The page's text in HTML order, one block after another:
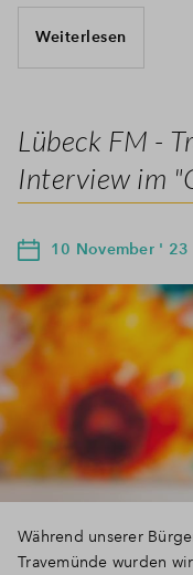
Weiterlesen
Lübeck FM -
Interview im
10 November ' 23
Während unserer
Travemünde wurden